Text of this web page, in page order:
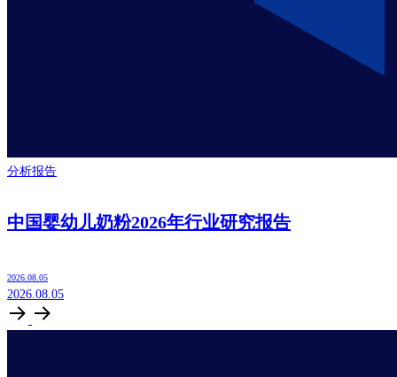
分析报告
中国婴幼儿奶粉2026年行业研究报告
2026.08.05
2026.08.05